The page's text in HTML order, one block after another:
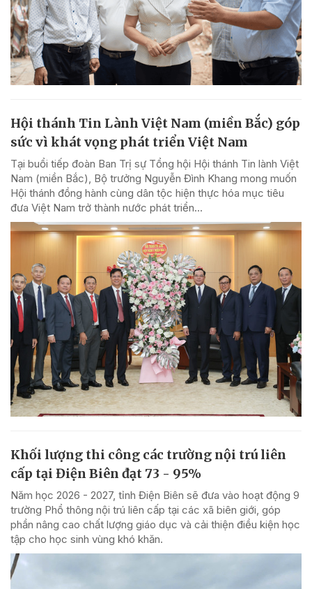
Hội thánh Tin Lành Việt Nam (miền Bắc) góp
sức vì khát vọng phát triển Việt Nam
Tại buổi tiếp đoàn Ban Trị sự Tổng hội Hội thánh Tin lành Việt
Nam (miền Bắc), Bộ trưởng Nguyễn Đình Khang mong muốn
Hội thánh đồng hành cùng dân tộc hiện thực hóa mục tiêu
đưa Việt Nam trở thành nước phát triển...
Khối lượng thi công các trường nội trú liên
cấp tại Điện Biên đạt 73 - 95%
Năm học 2026 - 2027, tỉnh Điện Biên sẽ đưa vào hoạt động 9
trường Phổ thông nội trú liên cấp tại các xã biên giới, góp
phần nâng cao chất lượng giáo dục và cải thiện điều kiện học
tập cho học sinh vùng khó khăn.